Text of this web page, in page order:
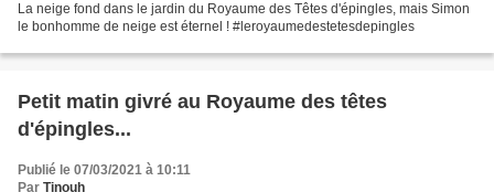
La neige fond dans le jardin du Royaume des Têtes d'épingles, mais Simon
le bonhomme de neige est éternel ! #leroyaumedestetesdepingles
Petit matin givré au Royaume des têtes
d'épingles...
Publié le 07/03/2021 à 10:11
Par Tinouh